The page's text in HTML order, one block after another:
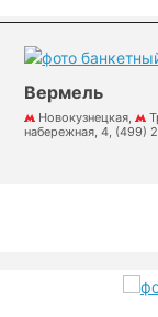
Вермель
Новокузнецкая,
набережная, 4, (499)